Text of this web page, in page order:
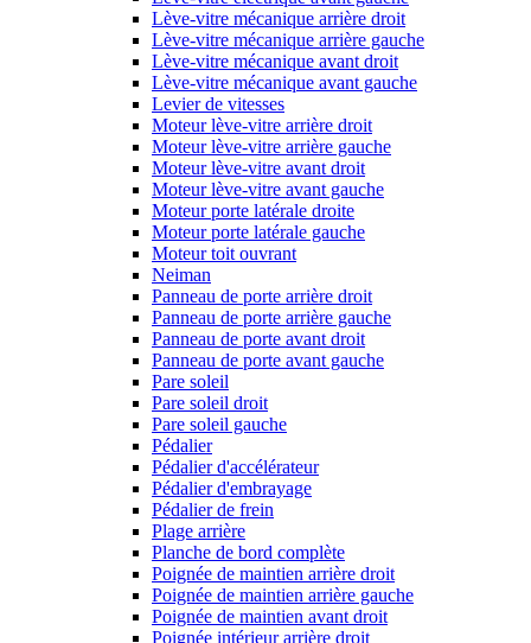
Lève-vitre mécanique arrière droit
Lève-vitre mécanique arrière gauche
Lève-vitre mécanique avant droit
Lève-vitre mécanique avant gauche
Levier de vitesses
Moteur lève-vitre arrière droit
Moteur lève-vitre arrière gauche
Moteur lève-vitre avant droit
Moteur lève-vitre avant gauche
Moteur porte latérale droite
Moteur porte latérale gauche
Moteur toit ouvrant
Neiman
Panneau de porte arrière droit
Panneau de porte arrière gauche
Panneau de porte avant droit
Panneau de porte avant gauche
Pare soleil
Pare soleil droit
Pare soleil gauche
Pédalier
Pédalier d'accélérateur
Pédalier d'embrayage
Pédalier de frein
Plage arrière
Planche de bord complète
Poignée de maintien arrière droit
Poignée de maintien arrière gauche
Poignée de maintien avant droit
Poignée intérieur arrière droit